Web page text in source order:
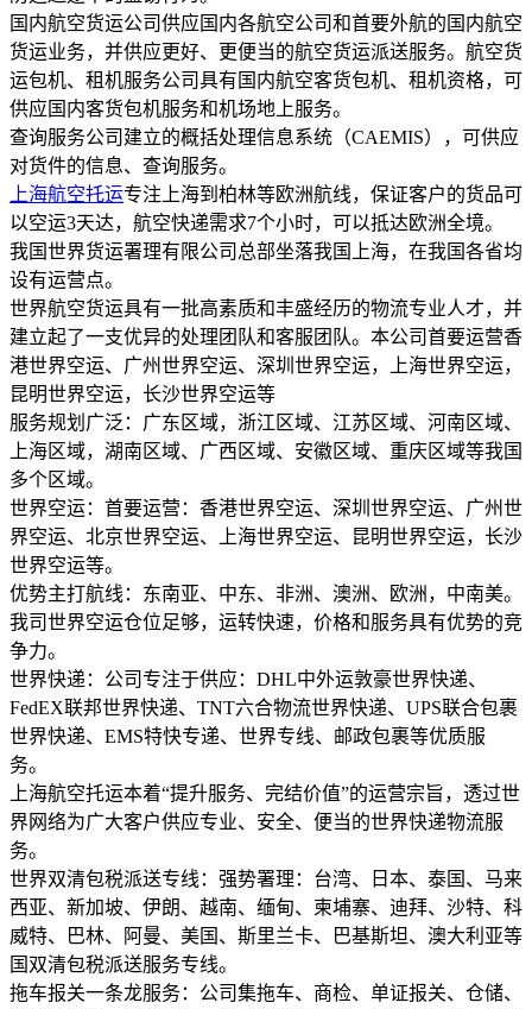
国内航空货运公司供应国内各航空公司和首要外航的国内航空
货运业务，并供应更好、更便当的航空货运派送服务。航空货
运包机、租机服务公司具有国内航空客货包机、租机资格，可
供应国内客货包机服务和机场地上服务。
查询服务公司建立的概括处理信息系统（CAEMIS），可供应
对货件的信息、查询服务。
上海航空托运专注上海到柏林等欧洲航线，保证客户的货品可
以空运3天达，航空快递需求7个小时，可以抵达欧洲全境。
我国世界货运署理有限公司总部坐落我国上海，在我国各省均
设有运营点。
世界航空货运具有一批高素质和丰盛经历的物流专业人才，并
建立起了一支优异的处理团队和客服团队。本公司首要运营香
港世界空运、广州世界空运、深圳世界空运，上海世界空运，
昆明世界空运，长沙世界空运等
服务规划广泛：广东区域，浙江区域、江苏区域、河南区域、
上海区域，湖南区域、广西区域、安徽区域、重庆区域等我国
多个区域。
世界空运：首要运营：香港世界空运、深圳世界空运、广州世
界空运、北京世界空运、上海世界空运、昆明世界空运，长沙
世界空运等。
优势主打航线：东南亚、中东、非洲、澳洲、欧洲，中南美。
我司世界空运仓位足够，运转快速，价格和服务具有优势的竞
争力。
世界快递：公司专注于供应：DHL中外运敦豪世界快递、
FedEX联邦世界快递、TNT六合物流世界快递、UPS联合包裹
世界快递、EMS特快专递、世界专线、邮政包裹等优质服
务。
上海航空托运本着“提升服务、完结价值”的运营宗旨，透过世
界网络为广大客户供应专业、安全、便当的世界快递物流服
务。
世界双清包税派送专线：强势署理：台湾、日本、泰国、马来
西亚、新加坡、伊朗、越南、缅甸、柬埔寨、迪拜、沙特、科
威特、巴林、阿曼、美国、斯里兰卡、巴基斯坦、澳大利亚等
国双清包税派送服务专线。
拖车报关一条龙服务：公司集拖车、商检、单证报关、仓储、